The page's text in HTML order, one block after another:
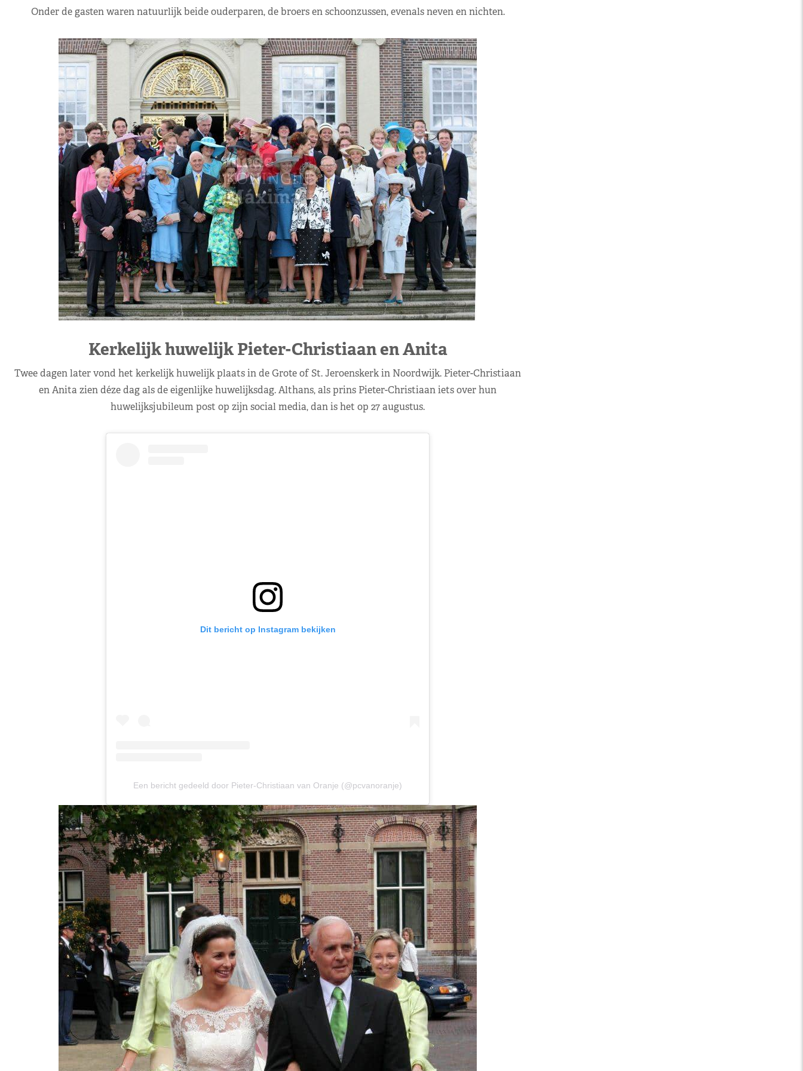
Onder de gasten waren natuurlijk beide ouderparen, de broers en schoonzussen, evenals neven en nichten.
Kerkelijk huwelijk Pieter-Christiaan en Anita
Twee dagen later vond het kerkelijk huwelijk plaats in de Grote of St. Jeroenskerk in Noordwijk. Pieter-Christiaan
en Anita zien déze dag als de eigenlijke huwelijksdag. Althans, als prins Pieter-Christiaan iets over hun
huwelijksjubileum post op zijn social media, dan is het op 27 augustus.
Dit bericht op Instagram bekijken
Een bericht gedeeld door Pieter-Christiaan van Oranje (@pcvanoranje)